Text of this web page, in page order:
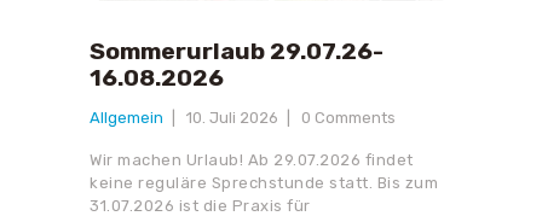
Sommerurlaub 29.07.26-
16.08.2026
Allgemein 10. Juli 2026 0 Comments
Wir machen Urlaub! Ab 29.07.2026 findet
keine reguläre Sprechstunde statt. Bis zum
31.07.2026 ist die Praxis für